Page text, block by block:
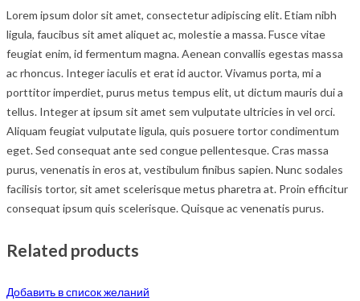
Lorem ipsum dolor sit amet, consectetur adipiscing elit. Etiam nibh
ligula, faucibus sit amet aliquet ac, molestie a massa. Fusce vitae
feugiat enim, id fermentum magna. Aenean convallis egestas massa
ac rhoncus. Integer iaculis et erat id auctor. Vivamus porta, mi a
porttitor imperdiet, purus metus tempus elit, ut dictum mauris dui a
tellus. Integer at ipsum sit amet sem vulputate ultricies in vel orci.
Aliquam feugiat vulputate ligula, quis posuere tortor condimentum
eget. Sed consequat ante sed congue pellentesque. Cras massa
purus, venenatis in eros at, vestibulum finibus sapien. Nunc sodales
facilisis tortor, sit amet scelerisque metus pharetra at. Proin efficitur
consequat ipsum quis scelerisque. Quisque ac venenatis purus.
Related products
Добавить в список желаний